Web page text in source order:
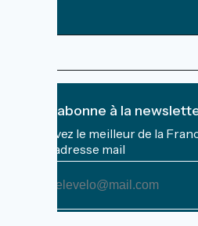
Je m'abonne à la
Recevez le meilleur de la
Mon adresse mail
Mon
adresse